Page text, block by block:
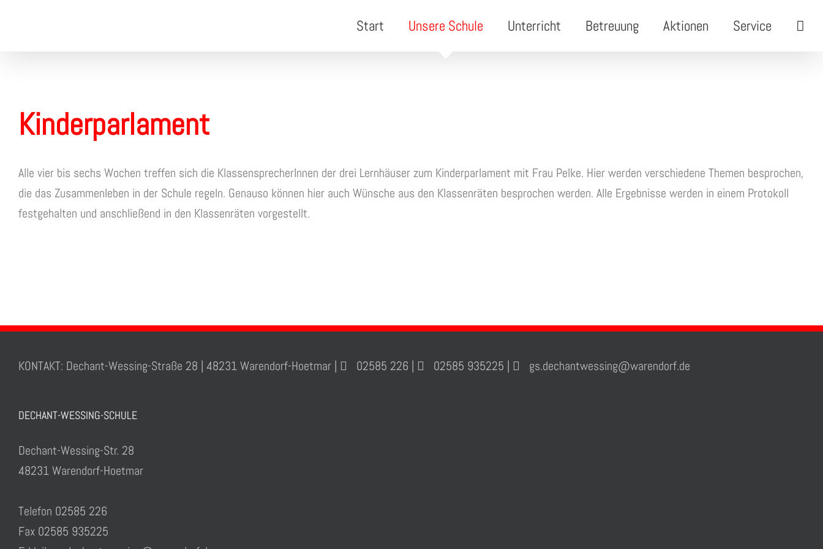
Start Unsere Schule Unterricht Betreuung Aktionen Service
Kinderparlament
Alle vier bis sechs Wochen treffen sich die KlassensprecherInnen der drei Lernhäuser zum Kinderparlament mit Frau Pelke. Hier werden verschiedene Themen besprochen,
die das Zusammenleben in der Schule regeln. Genauso können hier auch Wünsche aus den Klassenräten besprochen werden. Alle Ergebnisse werden in einem Protokoll
festgehalten und anschließend in den Klassenräten vorgestellt.
KONTAKT: Dechant-Wessing-Straße 28 | 48231 Warendorf-Hoetmar | 02585 226 | 02585 935225 | gs.dechantwessing@warendorf.de
DECHANT-WESSING-SCHULE
Dechant-Wessing-Str. 28
48231 Warendorf-Hoetmar
Telefon 02585 226
Fax 02585 935225